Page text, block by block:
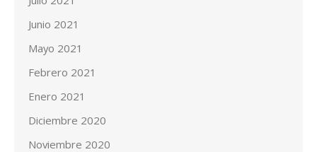
Junio 2021
Mayo 2021
Febrero 2021
Enero 2021
Diciembre 2020
Noviembre 2020